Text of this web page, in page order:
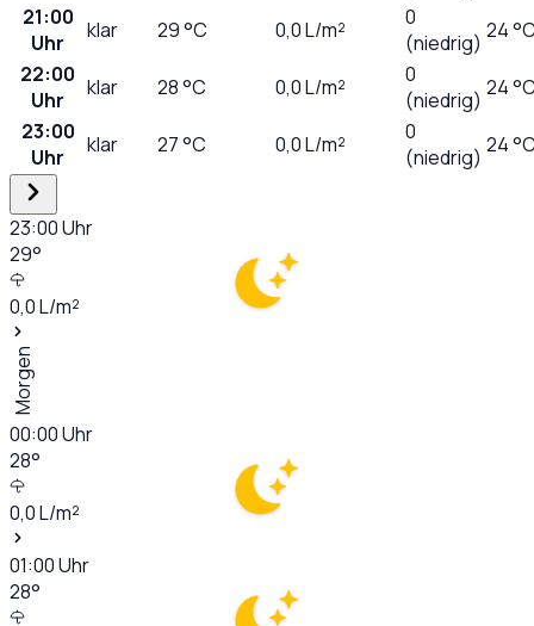
21:00
Uhr
klar 29°C 0,0L/m²
0
(niedrig) 24
22:00
Uhr
klar 28°C 0,0L/m²
0
(niedrig) 24
23:00
Uhr
klar 27°C 0,0L/m²
0
(niedrig) 24
23:00Uhr
29°
0,0L/m²
Morgen
00:00Uhr
28°
0,0L/m²
01:00Uhr
28°